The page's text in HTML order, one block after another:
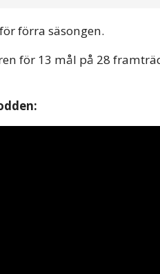
förra säsongen.
för 13 mål på 28